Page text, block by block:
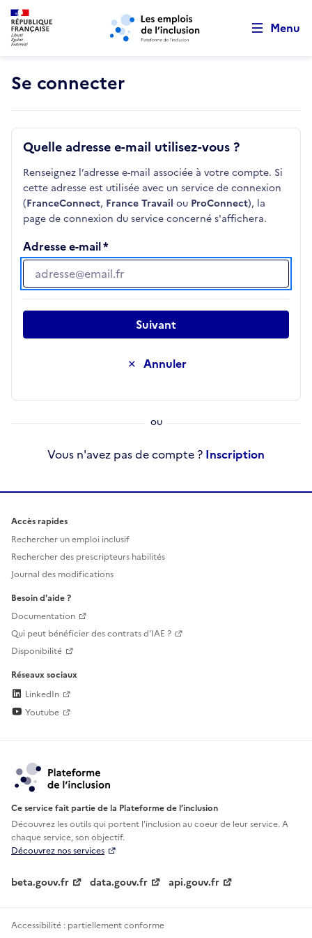
Aller au menu principal Aller au contenu principal
Menu
Se connecter
Quelle adresse e-mail utilisez-vous ?
Renseignez l’adresse e-mail associée à votre compte. Si
cette adresse est utilisée avec un service de connexion
(FranceConnect, France Travail ou ProConnect), la
page de connexion du service concerné s'affichera.
Adresse e-mail
Adresse e-mail
Annuler
Suivant
Vous n'avez pas de compte ? Inscription
Accès rapides
Rechercher un emploi inclusif
Rechercher des prescripteurs habilités
Journal des modifications
Besoin d'aide ?
Documentation
Qui peut bénéficier des contrats d'IAE ?
Disponibilité
Réseaux sociaux
LinkedIn
Youtube
Ce service fait partie de la Plateforme de l’inclusion
Découvrez les outils qui portent l'inclusion aucoeur de leur service. A
chaque service, son objectif.
Découvrez nos services
beta.gouv.fr data.gouv.fr api.gouv.fr
Accessibilité : partiellement conforme
Retour au début de la page
Panneau de gestion des cookies